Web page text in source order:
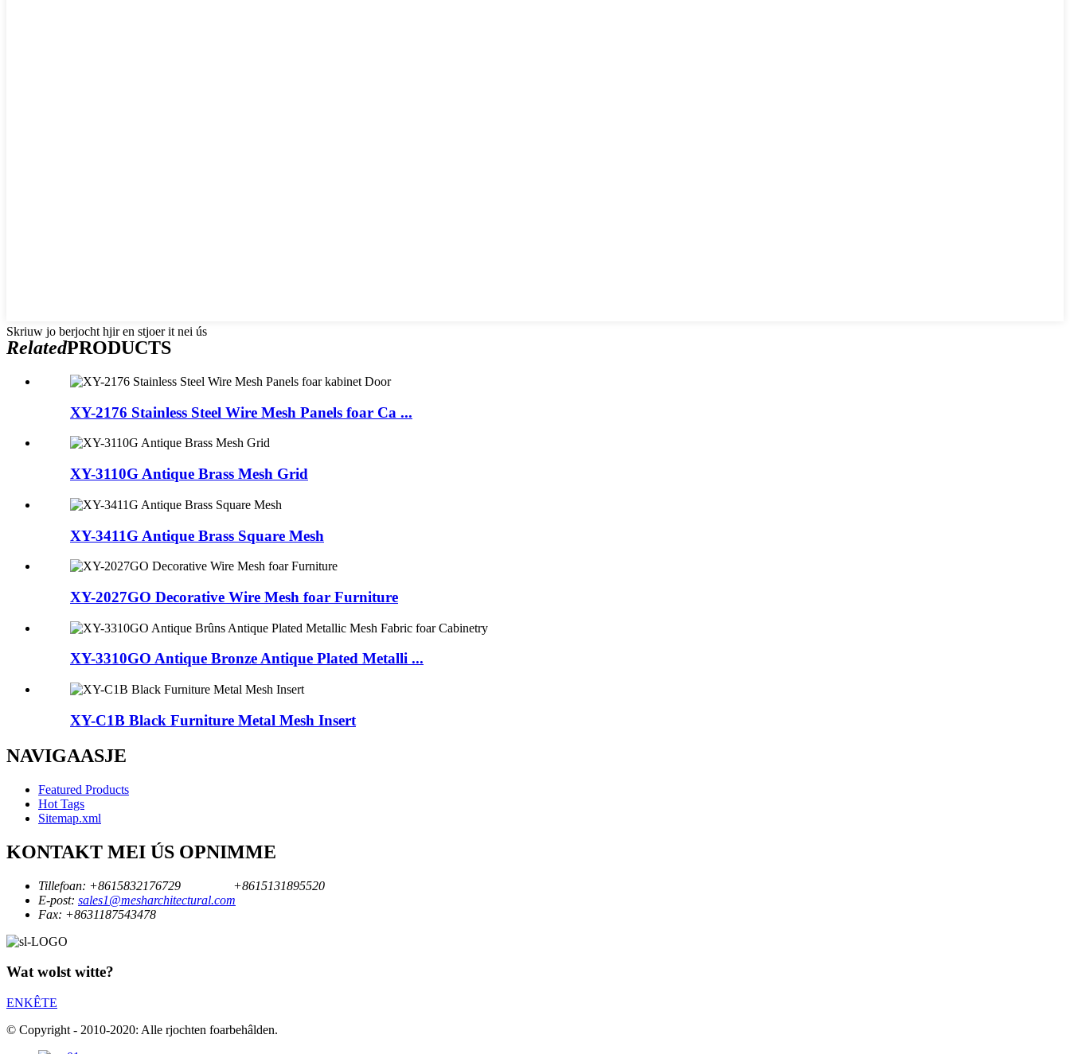
Skriuw jo berjocht hjir en stjoer it nei ús
RelatedPRODUCTS
XY-2176 Stainless Steel Wire Mesh Panels foar Ca ...
XY-3110G Antique Brass Mesh Grid
XY-3411G Antique Brass Square Mesh
XY-2027GO Decorative Wire Mesh foar Furniture
XY-3310GO Antique Bronze Antique Plated Metalli ...
XY-C1B Black Furniture Metal Mesh Insert
NAVIGAASJE
Featured Products
Hot Tags
Sitemap.xml
KONTAKT MEI ÚS OPNIMME
Tillefoan: +8615832176729
+8615131895520
E-post: sales1@mesharchitectural.com
Fax: +8631187543478
Wat wolst witte?
ENKÊTE
© Copyright - 2010-2020: Alle rjochten foarbehâlden.